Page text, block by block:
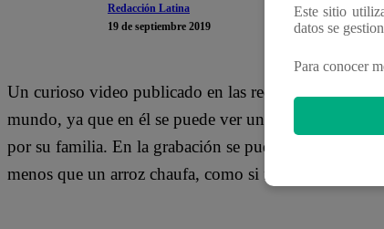
Redacción Latina
19 de septiembre 2019
Un curioso video publicado en las redes sociales ha
mundo, ya que en él se puede ver un ejemplo de
por su familia. En la grabación se puede ver a un
menos que un arroz chaufa, como si fuera un chef
Este sitio
datos se
Para conocer